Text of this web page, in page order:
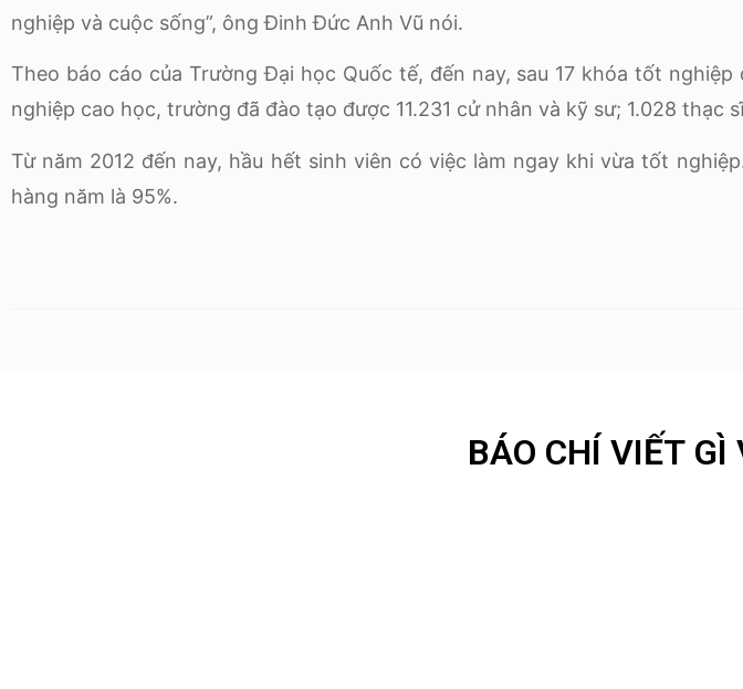
nghiệp và cuộc sống”, ông Đinh Đức Anh Vũ nói.
Theo báo cáo của Trường Đại học Quốc tế, đến nay, sau 17 khóa tốt nghiệp
nghiệp cao học, trường đã đào tạo được 11.231 cử nhân và kỹ sư; 1.028 thạc
Từ năm 2012 đến nay, hầu hết sinh viên có việc làm ngay khi vừa tốt
hàng năm là 95%.
BÁO CHÍ VIẾT GÌ